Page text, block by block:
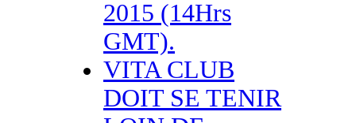
2015 (14Hrs
GMT).
VITA CLUB
DOIT SE TENIR